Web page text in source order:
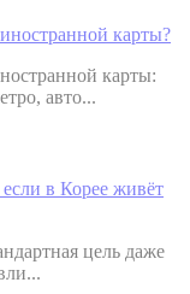
карты?
карты:
авто...
в Корее живёт
цель даже